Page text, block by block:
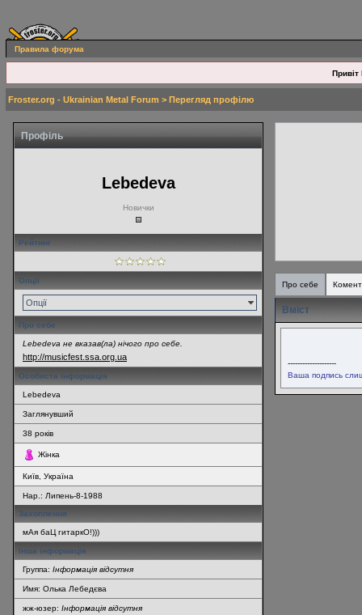
Правила форума
Привіт
Froster.org - Ukrainian Metal Forum > Перегляд профілю
Профіль
Lebedeva
Новички
Рейтинг
Опції
Опції
Про себе
Lebedeva не вказав(ла) нічого про себе.
http://musicfest.ssa.org.ua
Особиста інформація
Lebedeva
Заглянувший
38 років
Жінка
Київ, Україна
Нар.: Липень-8-1988
Захоплення
мАя баЦ гитаркО!)))
Інша інформація
Группа: Інформація відсутня
Имя: Олька Лебедєва
жж-юзер: Інформація відсутня
Про себе
Вміст
--------------------
Ваша подпись